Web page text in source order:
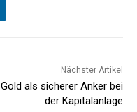
Nächster Artikel
Gold als sicherer Anker bei
der Kapitalanlage